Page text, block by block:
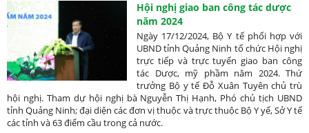
Hội nghị giao ban công tác dược
năm 2024
Ngày 17/12/2024, Bộ Y tế phối hợp với
UBND tỉnh Quảng Ninh tổ chức Hội nghị
trực tiếp và trực tuyến giao ban công
tác Dược, mỹ phầm năm 2024. Thứ
trưởng Bộ y tế Đỗ Xuân Tuyên chủ trù
hội nghị. Tham dự hội nghị bà Nguyễn Thị Hạnh, Phó chủ tịch UBND
tỉnh Quảng Ninh; đại diện các đơn vị thuộc và trực thuộc Bộ Y yế, Sở Y tế
các tỉnh và 63 điểm cầu trong cả nước.